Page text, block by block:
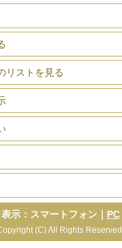
リストを見る
表示：スマートフォン｜ PC
(C) All Rights Reserved.